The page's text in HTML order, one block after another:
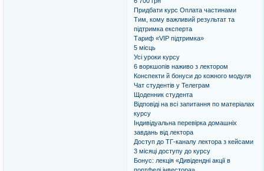
Придбати курс Оплата частинами
Тим, кому важливий результат та
підтримка експерта
Тариф «VIP підтримка»
5 місць
Усі уроки курсу
6 воркшопів наживо з лектором
Конспекти й бонуси до кожного модуля
Чат студентів у Телеграм
Щоденник студента
Відповіді на всі запитання по матеріалах
курсу
Індивідуальна перевірка домашніх
завдань від лектора
Доступ до ТГ-каналу лектора з кейсами
3 місяці доступу до курсу
Бонус: лекція «Дивідендні акції в